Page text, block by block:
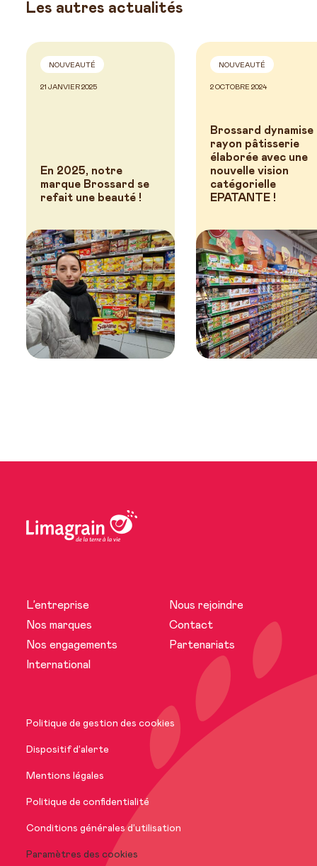
L’entreprise
Actualités
Nos marques
Nos engagements
International
Les autres actualités
NOUVEAUTÉ
21 JANVIER 2025
En 2025, notre
marque Brossard se
refait une beauté !
NOUVEAUTÉ
2 OCTOBRE 2024
Brossard dynamise
rayon pâtisserie
élaborée avec une
nouvelle vision
catégorielle
EPATANTE !
L’entreprise
Nos marques
Nos engagements
International
Nous rejoindre
Contact
Partenariats
Politique de gestion des cookies
Dispositif d’alerte
Mentions légales
Politique de confidentialité
Conditions générales d’utilisation
Paramètres des cookies